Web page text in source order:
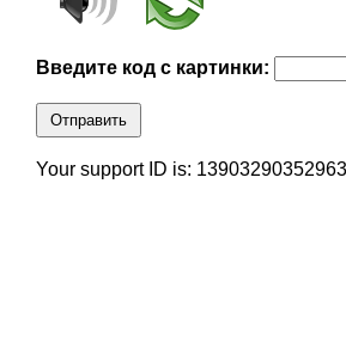
Введите код с картинки:
Отправить
Your support ID is: